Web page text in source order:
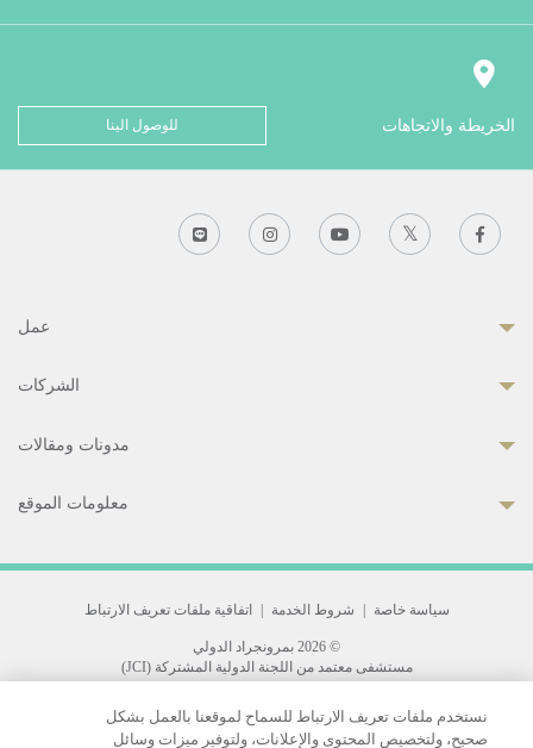
الخريطة والاتجاهات للوصول الينا
عمل
الشركات
مدونات ومقالات
معلومات الموقع
سياسة خاصة شروط الخدمة اتفاقية ملفات تعريف الارتباط
© 2026 بمرونجراد الدولي
مستشفى معتمد من اللجنة الدولية المشتركة (JCI)
33 Sukhumvit 3, Wattana, Bangkok 10110 Thailand.
All rights reserved.
نستخدم ملفات تعريف الارتباط للسماح لموقعنا بالعمل بشكل
صحيح، ولتخصيص المحتوى والإعلانات، ولتوفير ميزات وسائل